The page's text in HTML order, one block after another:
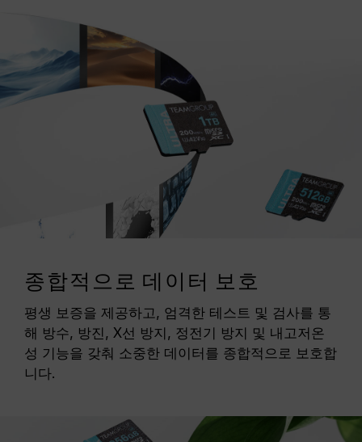
종합적으로 데이터 보호
평생 보증을 제공하고, 엄격한 테스트 및 검사를 통
해 방수, 방진, X선 방지, 정전기 방지 및 내고저온
성 기능을 갖춰 소중한 데이터를 종합적으로 보호합
니다.